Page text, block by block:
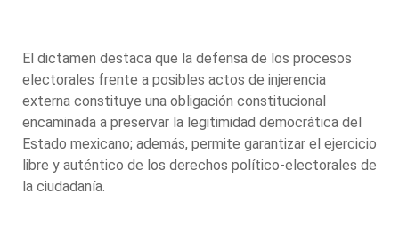
El dictamen destaca que la defensa de los procesos
electorales frente a posibles actos de injerencia
externa constituye una obligación constitucional
encaminada a preservar la legitimidad democrática del
Estado mexicano; además, permite garantizar el ejercicio
libre y auténtico de los derechos político-electorales de
la ciudadanía.